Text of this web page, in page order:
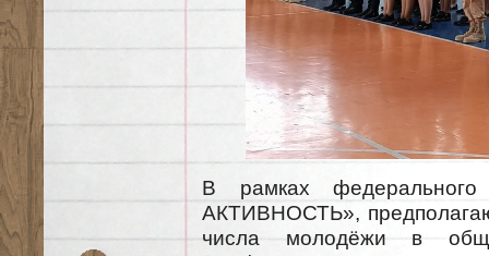
В рамках
АКТИВНОСТЬ»,
числа молодёжи в